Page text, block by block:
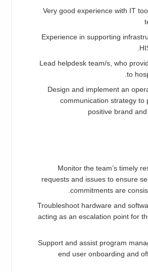
Very good experience with IT
Experience in supporting
Lead helpdesk team/s, who
to
Design and implement an
communication strategy to
positive brand
Monitor the team’s timely
requests and issues to ensure
commitments are
Troubleshoot hardware and
acting as an escalation point for
Support and assist program
end user onboarding and